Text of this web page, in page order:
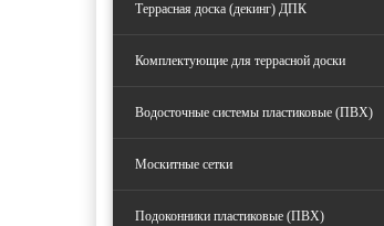
Террасная доска (декинг) ДПК
Комплектующие для террасной доски
Водосточные системы пластиковые (ПВХ)
Москитные сетки
Подоконники пластиковые (ПВХ)